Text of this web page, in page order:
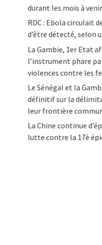
durant les mois à venir
RDC : Ebola circulait
d’être détecté, selon
La Gambie, 1er Etat
l’instrument phare
violences contre les
Le Sénégal et la
définitif sur la
leur frontière
La Chine continue
lutte contre la 17è